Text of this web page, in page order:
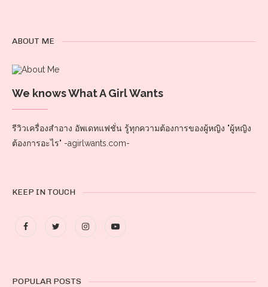
ABOUT ME
We knows What A Girl Wants
รีวิวเครื่องสำอาง อัพเดทแฟชั่น รู้ทุกความต้องการของผู้หญิง "ผู้หญิง
ต้องการอะไร" -agirlwants.com-
KEEP IN TOUCH
POPULAR POSTS